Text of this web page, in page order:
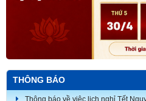
THÔNG BÁO
Thông báo về việc lịch nghỉ Tết